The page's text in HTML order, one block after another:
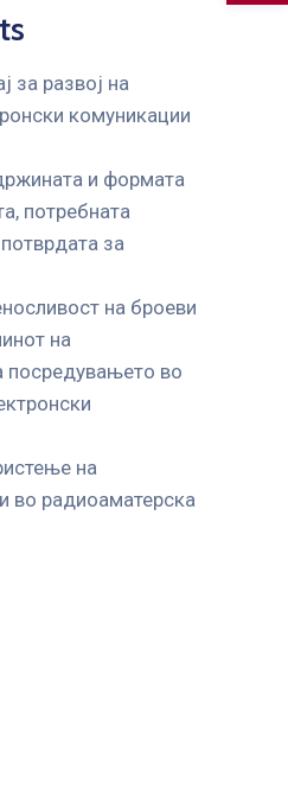
за развој на
комуникации
и формата
потребната
за
на броеви
на
посредувањето во
на
во радиоаматерска